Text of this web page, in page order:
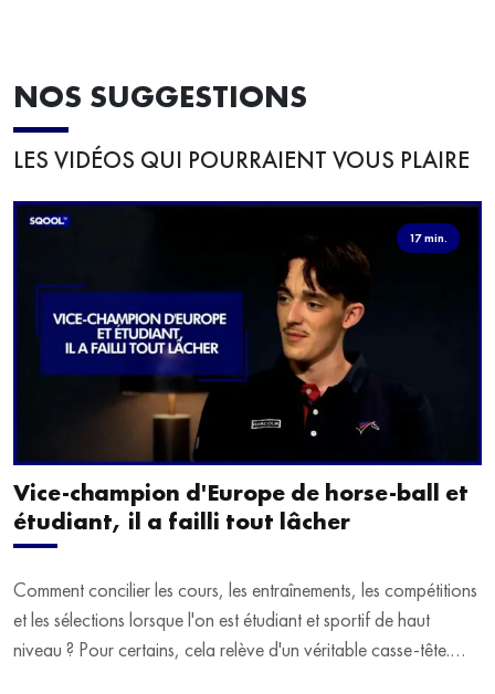
NOS SUGGESTIONS
LES VIDÉOS QUI POURRAIENT VOUS PLAIRE
17 min.
Vice-champion d'Europe de horse-ball et
étudiant, il a failli tout lâcher
Comment concilier les cours, les entraînements, les compétitions
et les sélections lorsque l'on est étudiant et sportif de haut
niveau ? Pour certains, cela relève d'un véritable casse-tête.